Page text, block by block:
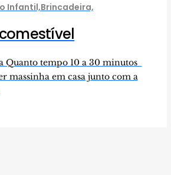
Infantil,Brincadeira,
Quanto tempo 10 a 30 minutos
massinha em casa junto com a